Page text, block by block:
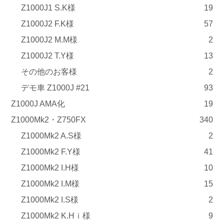
Z1000J1 S.K様
19
Z1000J2 F.K様
57
Z1000J2 M.M様
2
Z1000J2 T.Y様
13
その他のお客様
2
デモ車 Z1000J #21
93
Z1000J AMA化
19
Z1000Mk2・Z750FX
340
Z1000Mk2 A.S様
2
Z1000Mk2 F.Y様
41
Z1000Mk2 I.H様
10
Z1000Mk2 I.M様
15
Z1000Mk2 I.S様
2
Z1000Mk2 K.Hｉ様
9